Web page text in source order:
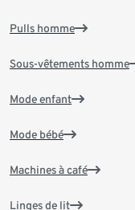
Pulls homme
Sous-vêtements homme
Mode enfant
Mode bébé
Machines à café
Linges de lit